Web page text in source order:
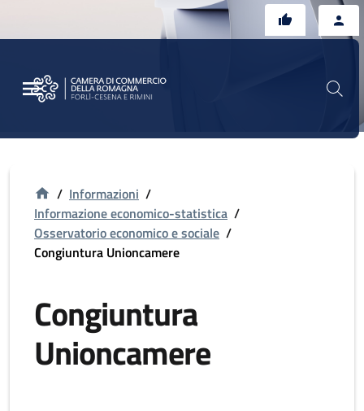
/ Informazioni /
Informazione economico-statistica /
Osservatorio economico e sociale /
Congiuntura Unioncamere
Congiuntura
Unioncamere